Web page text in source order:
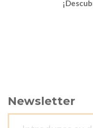
Newsletter